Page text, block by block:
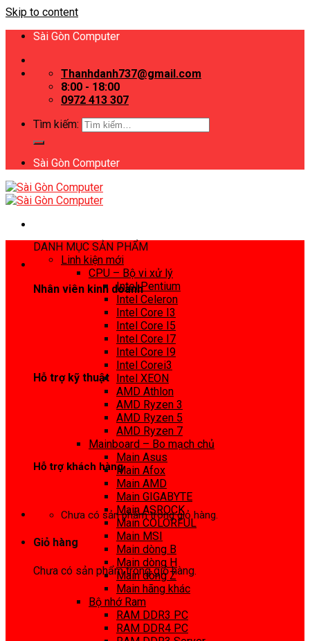
Skip to content
Sài Gòn Computer
Thanhdanh737@gmail.com
8:00 - 18:00
0972 413 307
Tìm kiếm:
Sài Gòn Computer
Nhân viên kinh doanh
Hỗ trợ kỹ thuật
Hỗ trợ khách hàng
Chưa có sản phẩm trong giỏ hàng.
Giỏ hàng
Chưa có sản phẩm trong giỏ hàng.
DANH MỤC SẢN PHẨM
Linh kiện mới
CPU – Bộ vi xử lý
Intel Pentium
Intel Celeron
Intel Core I3
Intel Core I5
Intel Core I7
Intel Core I9
Intel Corei3
Intel XEON
AMD Athlon
AMD Ryzen 3
AMD Ryzen 5
AMD Ryzen 7
Mainboard – Bo mạch chủ
Main Asus
Main Afox
Main AMD
Main GIGABYTE
Main ASROCK
Main COLORFUL
Main MSI
Main dòng B
Main dòng H
Main dòng Z
Main hãng khác
Bộ nhớ Ram
RAM DDR3 PC
RAM DDR4 PC